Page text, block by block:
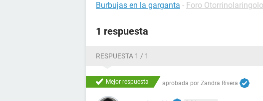
Burbujas en la garganta - Foro
1 respuesta
RESPUESTA 1 / 1
Mejor respuesta aprobada por Zandra Rivera